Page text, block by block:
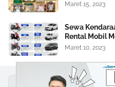
Maret 15, 2023
Sewa
Rental Mobil
Maret 10, 2023